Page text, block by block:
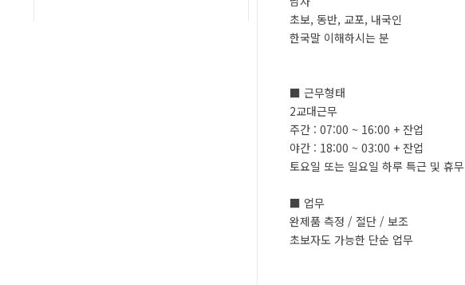
초보, 동반, 교포, 내국인
한국말 이해하시는 분
■ 근무형태
2교대근무
주간 : 07:00 ~ 16:00 + 잔업
야간 : 18:00 ~ 03:00 + 잔업
토요일 또는 일요일 하루 특근 및 휴무
■ 업무
완제품 측정 / 절단 / 보조
초보자도 가능한 단순 업무